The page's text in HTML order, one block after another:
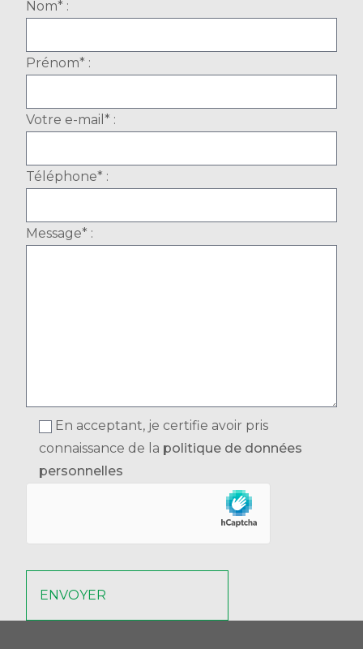
Nom* :
Prénom* :
Votre e-mail* :
Téléphone* :
Message* :
En acceptant, je certifie avoir pris
connaissance de la politique de données
personnelles